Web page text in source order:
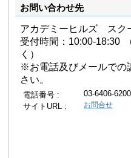
お問い合わせ先
アカデミーヒルズ スク
受付時間：10:00-18:30
く
※お電話及びメールでの
さい。
電話番号 :
03-6406-6200
サイトURL :
お問合せ